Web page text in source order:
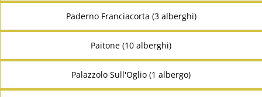
Paderno Franciacorta (3 alberghi)
Paitone (10 alberghi)
Palazzolo Sull'Oglio (1 albergo)